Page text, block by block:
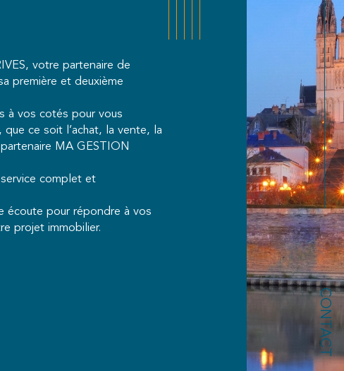
CONTACT
votre partenaire de
première et deuxième
à vos cotés pour vous
ce soit l’achat, la vente, la
MA GESTION
complet et
écoute pour répondre à vos
projet immobilier.